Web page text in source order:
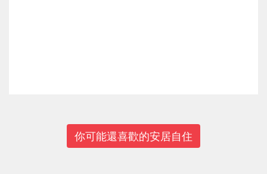
你可能還喜歡的安居自住